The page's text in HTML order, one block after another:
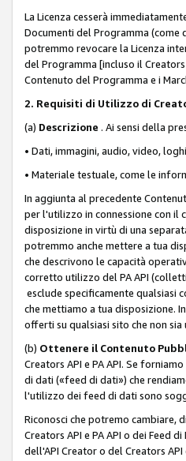
La Licenza cesserà
Documenti del Programma
potremmo revocare la Licenza
del Programma [incluso il
Contenuto del Programma e i
2. Requisiti di Utilizzo di
(a) Descrizione . Ai sensi della
• Dati, immagini, audio, video,
• Materiale testuale, come le
In aggiunta al precedente
per l'utilizzo in connessione con il
disposizione in virtù di una
potremmo anche mettere a tua
che descrivono le capacità
corretto utilizzo del PA API
esclude specificamente qualsiasi
che mettiamo a tua disposizione.
offerti su qualsiasi sito che non sia
(b) Ottenere il Contenuto
Creators API e PA API. Se
di dati («feed di dati») che
l'utilizzo dei feed di dati sono
Riconosci che potremo cambiare,
Creators API e PA API o dei Feed
dell'API Creator o del Creators